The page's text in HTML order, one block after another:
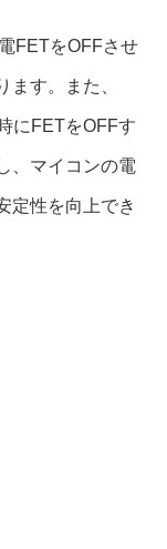
FETをOFFさせ
ます。また、
にFETをOFFす
、マイコンの電
定性を向上でき